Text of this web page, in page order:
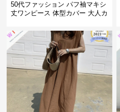
50代ファッション パフ袖マキシ
丈ワンピース 体型カバー 大人カ